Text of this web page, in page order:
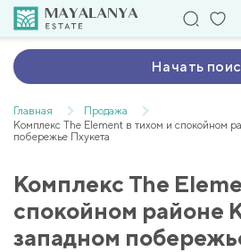
Начать
Главная
Продажа
Комплекс The Element в тихом и спокойном
побережье Пхукета
Комплекс The
спокойном районе
западном